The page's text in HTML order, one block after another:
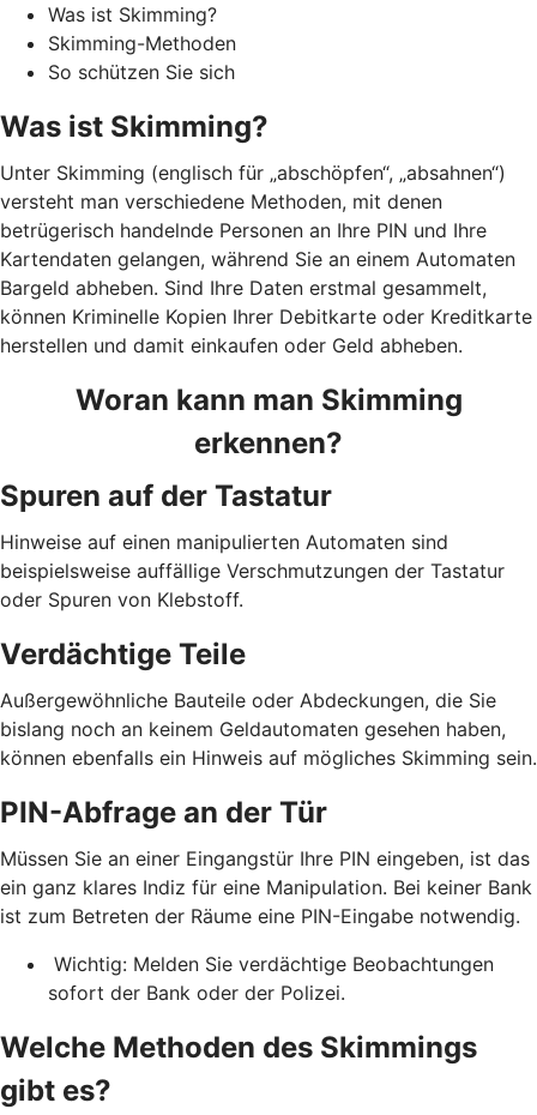
Was ist Skimming?
Skimming-Methoden
So schützen Sie sich
Was ist Skimming?
Unter Skimming (englisch für „abschöpfen“, „absahnen“)
versteht man verschiedene Methoden, mit denen
betrügerisch handelnde Personen an Ihre PIN und Ihre
Kartendaten gelangen, während Sie an einem Automaten
Bargeld abheben. Sind Ihre Daten erstmal gesammelt,
können Kriminelle Kopien Ihrer Debitkarte oder Kreditkarte
herstellen und damit einkaufen oder Geld abheben.
Woran kann man Skimming
erkennen?
Spuren auf der Tastatur
Hinweise auf einen manipulierten Automaten sind
beispielsweise auffällige Verschmutzungen der Tastatur
oder Spuren von Klebstoff.
Verdächtige Teile
Außergewöhnliche Bauteile oder Abdeckungen, die Sie
bislang noch an keinem Geldautomaten gesehen haben,
können ebenfalls ein Hinweis auf mögliches Skimming sein.
PIN-Abfrage an der Tür
Müssen Sie an einer Eingangstür Ihre PIN eingeben, ist das
ein ganz klares Indiz für eine Manipulation. Bei keiner Bank
ist zum Betreten der Räume eine PIN-Eingabe notwendig.
Wichtig: Melden Sie verdächtige Beobachtungen
sofort der Bank oder der Polizei.
Welche Methoden des Skimmings
gibt es?